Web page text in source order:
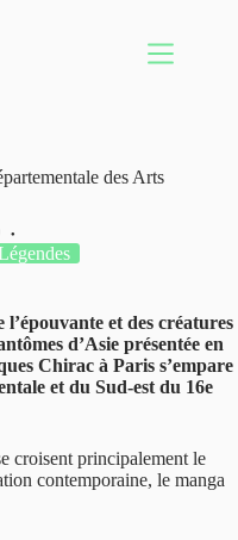
des Arts
l’épouvante et des créatures
d’Asie présentée en
Chirac à Paris s’empare
et du Sud-est du 16e
croisent principalement le
contemporaine, le manga